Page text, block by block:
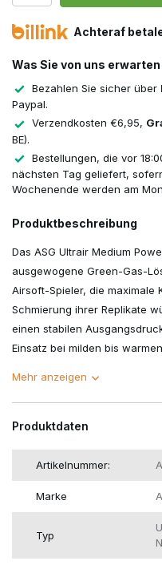
Achteraf
Was Sie von uns
Bezahlen Sie sicher über
Paypal.
Verzendkosten €6,95,
BE).
Bestellungen, die vor
nächsten Tag geliefert,
Wochenende werden am
Produktbeschreibung
Das ASG Ultrair Medium
ausgewogene Green-Gas-
Airsoft-Spieler, die maximale
Schmierung ihrer Replikate
einen stabilen
Einsatz bei milden bis
Mehr anzeigen
Produktdaten
Artikelnummer:
Marke
Typ